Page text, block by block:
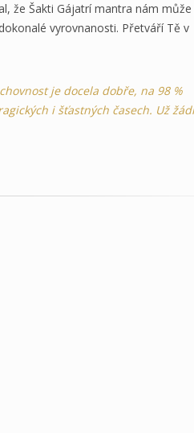
že Šakti Gájatrí mantra nám
vyrovnanosti. Přetváří Tě v
je docela dobře, na 98 %
i šťastných časech. Už